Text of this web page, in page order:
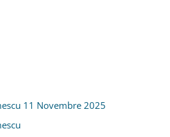
11 Novembre 2025